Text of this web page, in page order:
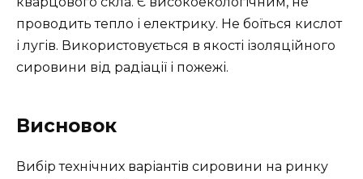
проводить тепло і електрику. Не боїться кислот
і лугів. Використовується в якості ізоляційного
сировини від радіації і пожежі.
Висновок
Вибір технічних варіантів сировини на ринку